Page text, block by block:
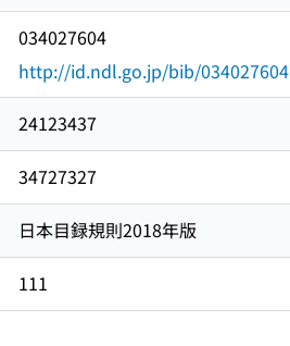
034027604
http://id.ndl.go.jp/bib/034027604
24123437
34727327
日本目録規則2018年版
111